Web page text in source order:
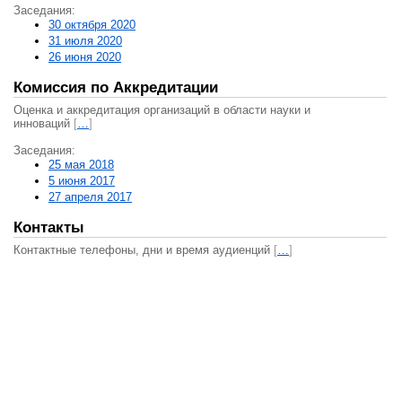
Заседания:
30 октября 2020
31 июля 2020
26 июня 2020
Комиссия по Аккредитации
Оценка и аккредитация организаций в области науки и
инноваций […]
Заседания:
25 мая 2018
5 июня 2017
27 апреля 2017
Контакты
Контактные телефоны, дни и время аудиенций […]